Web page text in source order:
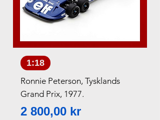
1:18
Ronnie Peterson, Tysklands
Grand Prix, 1977.
Pris
2 800,00 kr